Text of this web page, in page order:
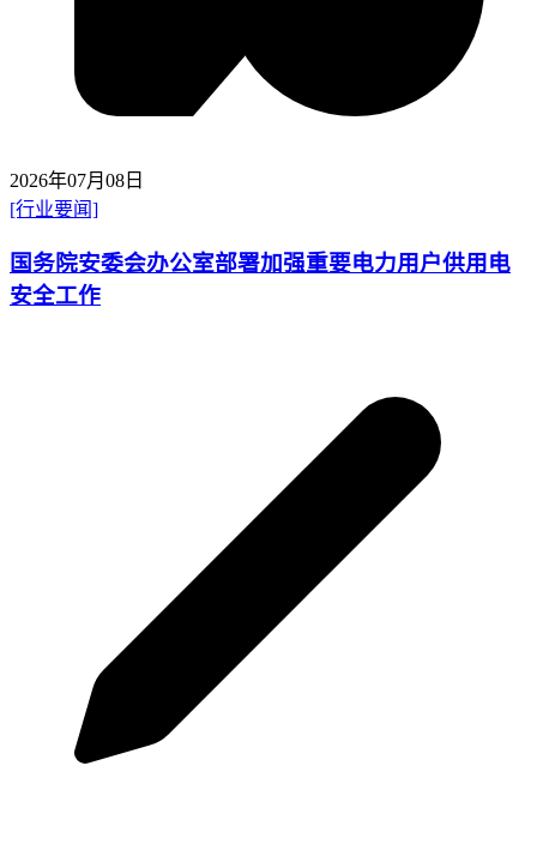
2026年07月08日
[行业要闻]
国务院安委会办公室部署加强重要电力用户供用电
安全工作